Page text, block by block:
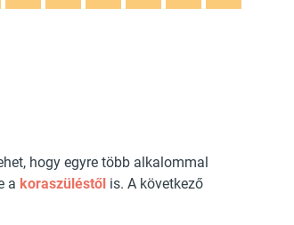
hogy egyre több alkalommal
a koraszüléstől is. A következő